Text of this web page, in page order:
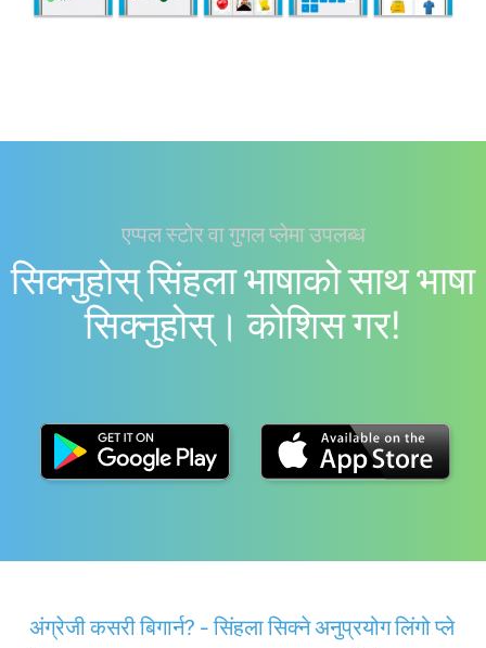
एप्पल स्टोर वा गुगल प्लेमा उपलब्ध
सिक्नुहोस् सिंहला भाषाको साथ भाषा
सिक्नुहोस्। काेशिस गर!
अंग्रेजी कसरी बिगार्न? - सिंहला सिक्ने अनुप्रयोग लिंगो प्ले